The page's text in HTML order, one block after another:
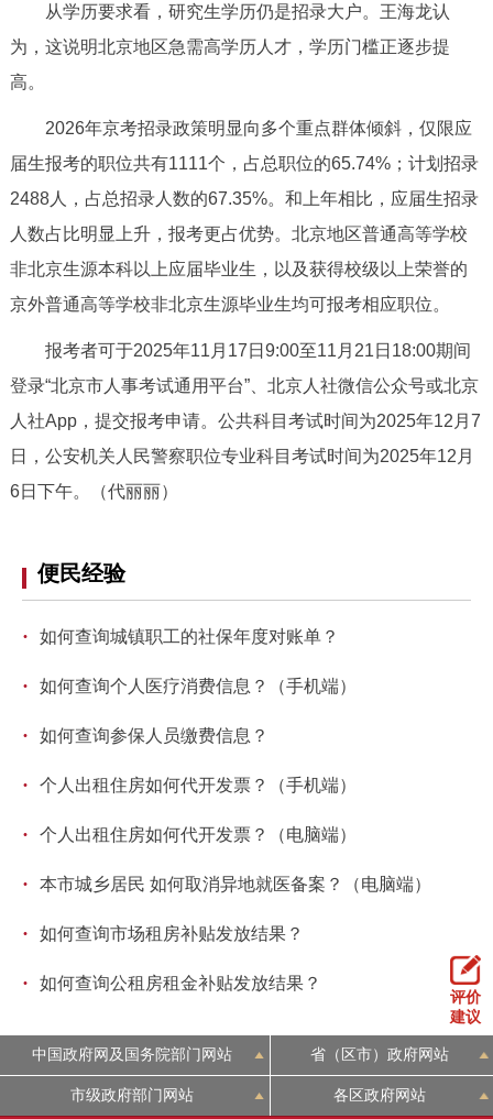
ESPAÑOL العربية PORTUGUÊS
回到顶部
从学历要求看，研究生学历仍是招录大户。王海龙认
为，这说明北京地区急需高学历人才，学历门槛正逐步提
高。
2026年京考招录政策明显向多个重点群体倾斜，仅限应
届生报考的职位共有1111个，占总职位的65.74%；计划招录
2488人，占总招录人数的67.35%。和上年相比，应届生招录
人数占比明显上升，报考更占优势。北京地区普通高等学校
非北京生源本科以上应届毕业生，以及获得校级以上荣誉的
京外普通高等学校非北京生源毕业生均可报考相应职位。
报考者可于2025年11月17日9:00至11月21日18:00期间
登录“北京市人事考试通用平台”、北京人社微信公众号或北京
人社App，提交报考申请。公共科目考试时间为2025年12月7
日，公安机关人民警察职位专业科目考试时间为2025年12月
6日下午。（代丽丽）
便民经验
· 如何查询城镇职工的社保年度对账单？
· 如何查询个人医疗消费信息？（手机端）
· 如何查询参保人员缴费信息？
· 个人出租住房如何代开发票？（手机端）
· 个人出租住房如何代开发票？（电脑端）
· 本市城乡居民 如何取消异地就医备案？（电脑端）
· 如何查询市场租房补贴发放结果？
· 如何查询公租房租金补贴发放结果？
评价
建议
中国政府网及国务院部门网站 省（区市）政府网站
市级政府部门网站 各区政府网站